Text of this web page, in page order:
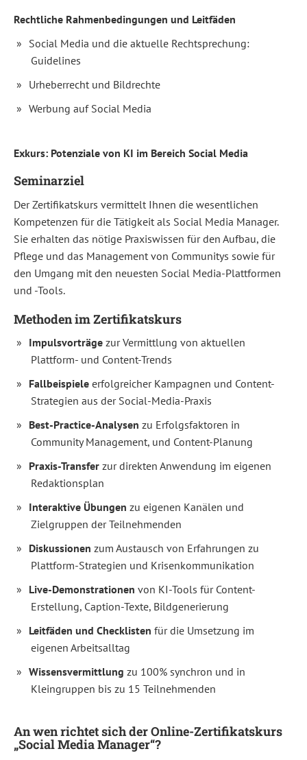
Doch
auf
welchen
Kanälen
Content
erreichen
und
neue
User?
Wie
Ihre
in
sozialen
Netzwerken
vergrößern,
Ihre
Markenbekanntheit
erhöhen
und
Follower
Sie
Social
Media-
Kampagnen
und
den
Rechtliche Rahmenbedingungen und Leitfäden
Social Media und die aktuelle Rechtsprechung:
Guidelines
Urheberrecht und Bildrechte
Werbung auf Social Media
Exkurs: Potenziale von KI im Bereich Social Media
Seminarziel
Der Zertifikatskurs vermittelt Ihnen die wesentlichen
Kompetenzen für die Tätigkeit als Social Media Manager.
Sie erhalten das nötige Praxiswissen für den Aufbau, die
Pflege und das Management von Communitys sowie für
den Umgang mit den neuesten Social Media-Plattformen
und -Tools.
Methoden im Zertifikatskurs
Impulsvorträge zur Vermittlung von aktuellen
Plattform- und Content-Trends
Fallbeispiele erfolgreicher Kampagnen und Content-
Strategien aus der Social-Media-Praxis
Best-Practice-Analysen zu Erfolgsfaktoren in
Community Management, und Content-Planung
Praxis-Transfer zur direkten Anwendung im eigenen
Redaktionsplan
Interaktive Übungen zu eigenen Kanälen und
Zielgruppen der Teilnehmenden
Diskussionen zum Austausch von Erfahrungen zu
Plattform-Strategien und Krisenkommunikation
Live-Demonstrationen von KI-Tools für Content-
Erstellung, Caption-Texte, Bildgenerierung
Leitfäden und Checklisten für die Umsetzung im
eigenen Arbeitsalltag
Wissensvermittlung zu 100% synchron und in
Kleingruppen bis zu 15 Teilnehmenden
An wen richtet sich der Online-Zertifikatskurs
„Social Media Manager“?